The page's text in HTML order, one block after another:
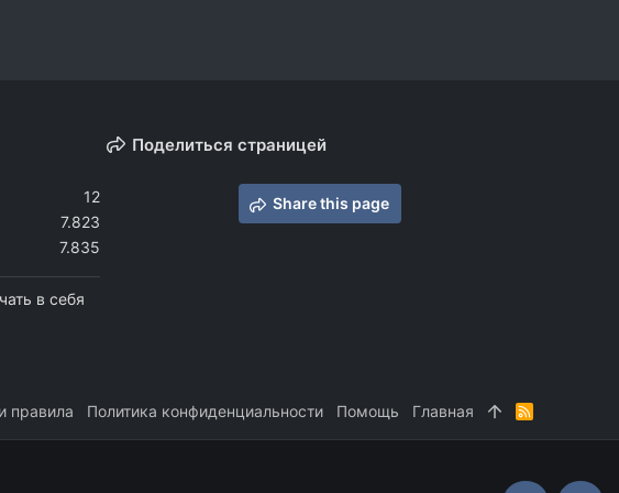
12
7.823
7.835
в себя
Поделиться страницей
Share this page
правила Политика конфиденциальности Помощь Главная
R